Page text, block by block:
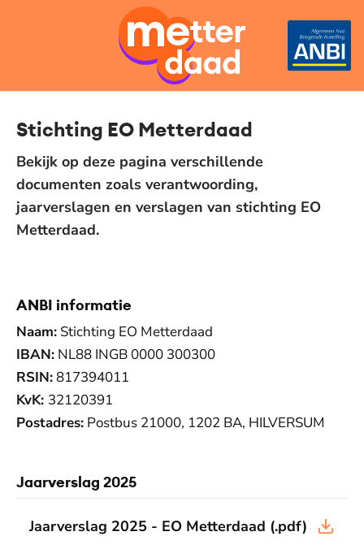
Stichting EO Metterdaad
Bekijk op deze pagina verschillende
documenten zoals verantwoording,
jaarverslagen en verslagen van stichting EO
Metterdaad.
ANBI informatie
Naam: Stichting EO Metterdaad
IBAN: NL88 INGB 0000 300300
RSIN:817394011
KvK: 32120391
Postadres: Postbus 21000, 1202 BA, HILVERSUM
Jaarverslag 2025
Jaarverslag 2025 - EO Metterdaad (.pdf)